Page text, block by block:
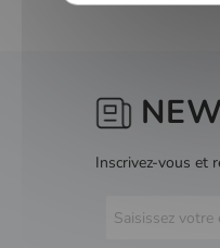
Inscrivez-vous et